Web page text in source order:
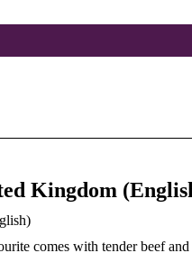
Kingdom
comes with tender beef